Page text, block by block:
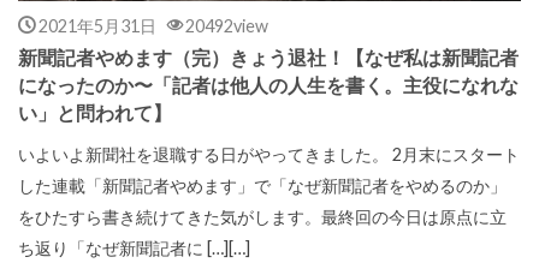
2021年5月31日 20492view
新聞記者やめます（完）きょう退社！【なぜ私は新聞記者
になったのか〜「記者は他人の人生を書く。主役になれな
い」と問われて】
いよいよ新聞社を退職する日がやってきました。 2月末にスタート
した連載「新聞記者やめます」で「なぜ新聞記者をやめるのか」
をひたすら書き続けてきた気がします。最終回の今日は原点に立
ち返り「なぜ新聞記者に […][…]